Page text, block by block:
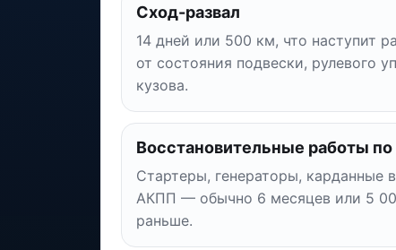
Сход-развал
14 дней или 500 км, что наступит
от состояния подвески, рулевого
кузова.
Восстановительные работы по
Стартеры, генераторы, карданные
АКПП — обычно 6 месяцев или 5
раньше.